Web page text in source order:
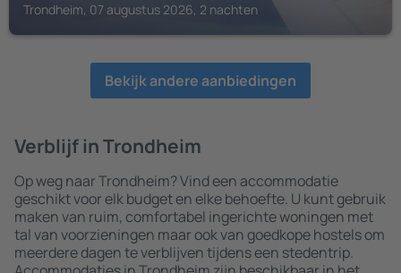
Trondheim, 07 augustus 2026, 2 nachten
Bekijk andere aanbiedingen
Verblijf in Trondheim
Op weg naar Trondheim? Vind een accommodatie
geschikt voor elk budget en elke behoefte. U kunt gebruik
maken van ruim, comfortabel ingerichte woningen met
tal van voorzieningen maar ook van goedkope hostels om
meerdere dagen te verblijven tijdens een stedentrip.